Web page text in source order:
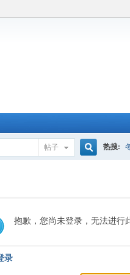
帖子
索
热搜:
抱歉，您尚未登录，无法进行
录